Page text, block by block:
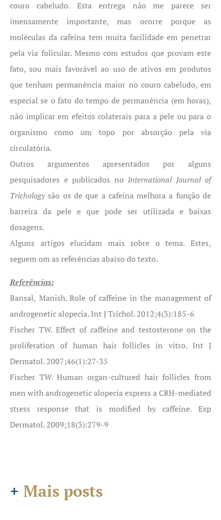
couro cabeludo. Esta entrega não me parece ser
imensamente importante, mas ocorre porque as
moléculas da cafeína tem muita facilidade em penetrar
pela via folicular. Mesmo com estudos que provam este
fato, sou mais favorável ao uso de ativos em produtos
que tenham permanência maior no couro cabeludo, em
especial se o fato do tempo de permanência (em horas),
não implicar em efeitos colaterais para a pele ou para o
organismo como um topo por absorção pela via
circulatória.
Outros argumentos apresentados por alguns
pesquisadores e publicados no International Journal of
Trichologysão os de que a cafeína melhora a função de
barreira da pele e que pode ser utilizada e baixas
dosagens.
Alguns artigos elucidam mais sobre o tema. Estes,
seguem om as referências abaixo do texto.
Referências:
Bansal, Manish. Role of caffeine in the management of
androgenetic alopecia. Int J Trichol. 2012;4(3):185-6
Fischer TW. Effect of caffeine and testosterone on the
proliferation of human hair follicles in vitro. Int J
Dermatol. 2007;46(1):27-35
Fischer TW. Human organ-cultured hair follicles from
men with androgenetic alopecia express a CRH-mediated
stress response that is modified by caffeine. Exp
Dermatol. 2009;18(3):279-9
+ Mais posts